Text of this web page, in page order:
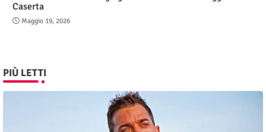
Caserta
Maggio 19, 2026
PIÙ LETTI